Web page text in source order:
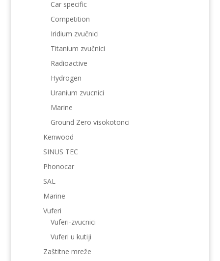
Car specific
Competition
Iridium zvučnici
Titanium zvučnici
Radioactive
Hydrogen
Uranium zvucnici
Marine
Ground Zero visokotonci
Kenwood
SINUS TEC
Phonocar
SAL
Marine
Vuferi
Vuferi-zvucnici
Vuferi u kutiji
Zaštitne mreže